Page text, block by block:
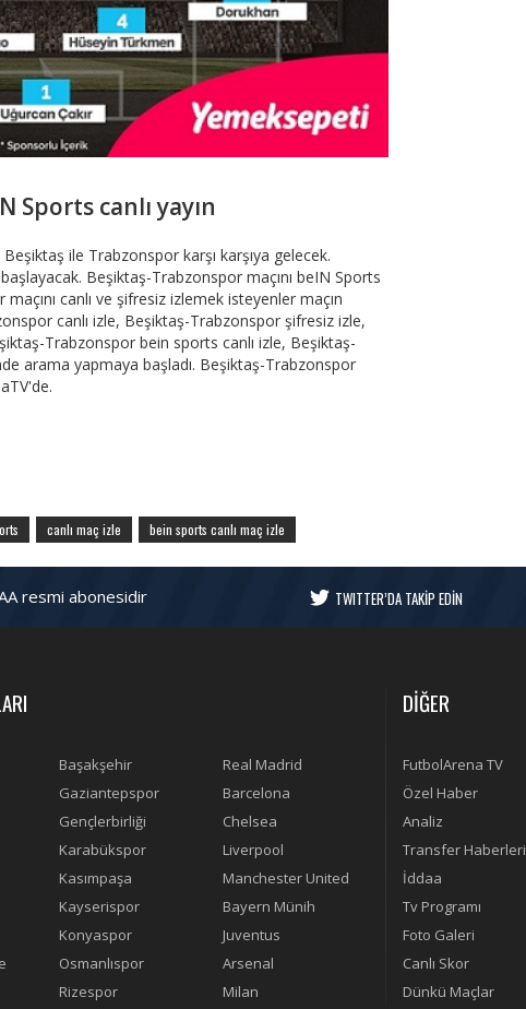
Sports canlı yayın
ile Trabzonspor karşı karşıya gelecek.
Beşiktaş-Trabzonspor maçını beIN Sports
canlı ve şifresiz izlemek isteyenler maçın
canlı izle, Beşiktaş-Trabzonspor şifresiz izle,
Trabzonspor bein sports canlı izle, Beşiktaş-
arama yapmaya başladı. Beşiktaş-Trabzonspor
canlı maç izle bein sports canlı maç izle
resmi abonesidir TWITTER’DA TAKİP EDİN
Başakşehir
Real Madrid
Gaziantepspor
Barcelona
Gençlerbirliği
Chelsea
Karabükspor
Liverpool
Kasımpaşa
Manchester United
Kayserispor
Bayern Münih
Konyaspor
Juventus
Osmanlıspor
Arsenal
Rizespor Milan
DİĞER
FutbolArena TV
Özel Haber
Analiz
Transfer Haberleri
İddaa
Tv Programı
Foto Galeri
Canlı Skor
Dünkü Maçlar